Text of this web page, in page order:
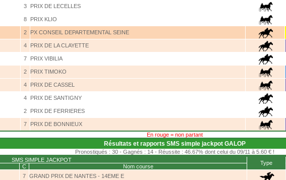
3 PRIX DE LECELLES
8 PRIX KLIO
2 PX CONSEIL DEPARTEMENTAL SEINE
4 PRIX DE LA CLAYETTE
7 PRIX VIBILIA
2 PRIX TIMOKO
4 PRIX DE CASSEL
4 PRIX DE SANTIGNY
2 PRIX DE FERRIERES
7 PRIX DE BONNIEUX
En rouge = non partant
Résultats et rapports SMS simple jackpot GALOP
Pronostiqués : 30 - Gagnés : 14 - Réussite : 46.67% dont celui du 09/11 à 5.60 € !
SMS SIMPLE JACKPOT
Type
C Nom course
7 GRAND PRIX DE NANTES - 14EME E